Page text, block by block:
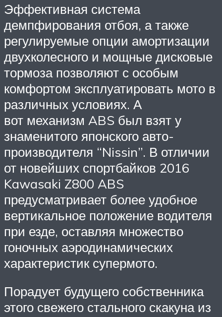
Эффективная система
демпфирования отбоя, а также
регулируемые опции амортизации
двухколесного и мощные дисковые
тормоза позволяют с особым
комфортом эксплуатировать мото в
различных условиях. А
вот механизм ABS был взят у
знаменитого японского авто-
производителя “Nissin”. В отличии
от новейших спортбайков 2016
Kawasaki Z800 ABS
предусматривает более удобное
вертикальное положение водителя
при езде, оставляя множество
гоночных аэродинамических
характеристик супермото.
Порадует будущего собственника
этого свежего стального скакуна из